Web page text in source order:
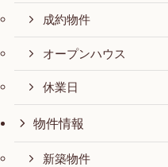
成約物件
オープンハウス
休業日
物件情報
新築物件